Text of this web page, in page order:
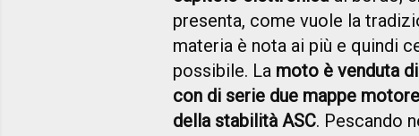
presenta, come vuole la
materia è nota ai più e quindi
possibile. La moto è venduta
con di serie due mappe
della stabilità ASC. Pescando